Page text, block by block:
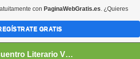
Encuentro Literario Virtual
con PaginaWebGratis.es. ¿Quieres
GRATIS